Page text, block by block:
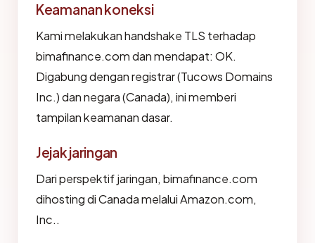
Keamanan koneksi
Kami melakukan handshake TLS terhadap
bimafinance.com dan mendapat: OK.
Digabung dengan registrar (Tucows Domains
Inc.) dan negara (Canada), ini memberi
tampilan keamanan dasar.
Jejak jaringan
Dari perspektif jaringan, bimafinance.com
dihosting di Canada melalui Amazon.com,
Inc..